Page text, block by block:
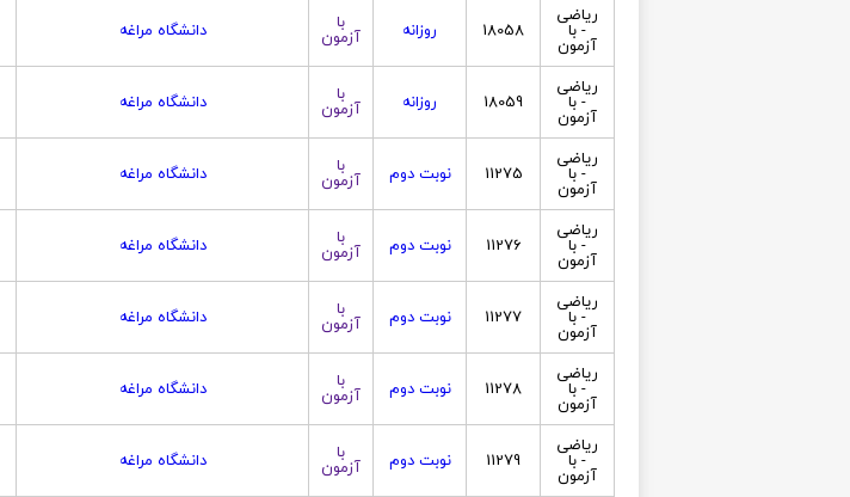
ریاضی
- با
آزمون
18058 روزانه با
آزمون دانشگاه مراغه
ریاضی
- با
آزمون
18059 روزانه با
آزمون دانشگاه مراغه
ریاضی
- با
آزمون
11275 نوبت دوم با
آزمون دانشگاه مراغه
ریاضی
- با
آزمون
11276 نوبت دوم با
آزمون دانشگاه مراغه
ریاضی
- با
آزمون
11277 نوبت دوم با
آزمون دانشگاه مراغه
ریاضی
- با
آزمون
11278 نوبت دوم با
آزمون دانشگاه مراغه
ریاضی
- با
آزمون
11279 نوبت دوم با
آزمون دانشگاه مراغه